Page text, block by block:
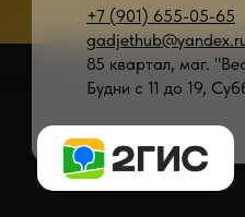
+7 (901) 655-05-65
85 квартал, маг.
Будни с 11 до 19,
* - время ремонта может меняться в